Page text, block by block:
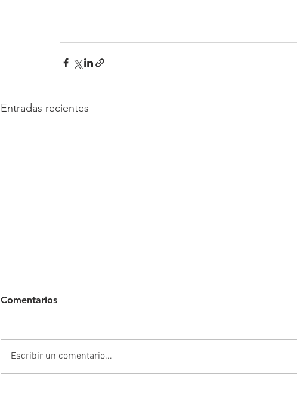
Entradas recientes
Comentarios
Escribir un comentario...